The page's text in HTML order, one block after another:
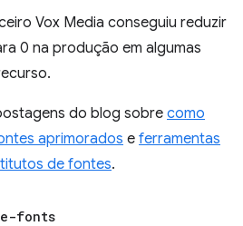
Vox Media conseguiu reduzir
0 na produção em algumas
do blog sobre como
aprimorados e ferramentas
de fontes.
fonts